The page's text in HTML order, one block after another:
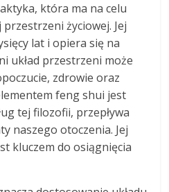
która ma na celu
życiowej. Jej
lat i opiera się na
układ przestrzeni może
zdrowie oraz
feng shui jest
tej filozofii, przepływa
naszego otoczenia. Jej
kluczem do osiągnięcia